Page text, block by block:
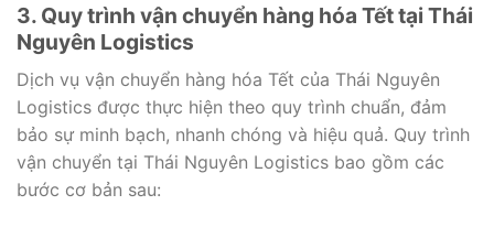
3. Quy trình vận chuyển hàng hóa Tết tại Thái
Nguyên Logistics
Dịch vụ vận chuyển hàng hóa Tết của Thái Nguyên
Logistics được thực hiện theo quy trình chuẩn, đảm
bảo sự minh bạch, nhanh chóng và hiệu quả. Quy trình
vận chuyển tại Thái Nguyên Logistics bao gồm các
bước cơ bản sau: